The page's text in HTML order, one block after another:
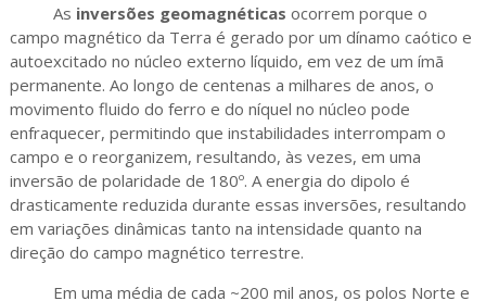
As inversões geomagnéticas ocorrem porque o
campo magnético da Terra é gerado por um dínamo caótico e
autoexcitado no núcleo externo líquido, em vez de um ímã
permanente. Ao longo de centenas a milhares de anos, o
movimento fluido do ferro e do níquel no núcleo pode
enfraquecer, permitindo que instabilidades interrompam o
campo e o reorganizem, resultando, às vezes, em uma
inversão de polaridade de 180º. A energia do dipolo é
drasticamente reduzida durante essas inversões, resultando
em variações dinâmicas tanto na intensidade quanto na
direção do campo magnético terrestre.
Em uma média de cada ~200 mil anos, os polos Norte e